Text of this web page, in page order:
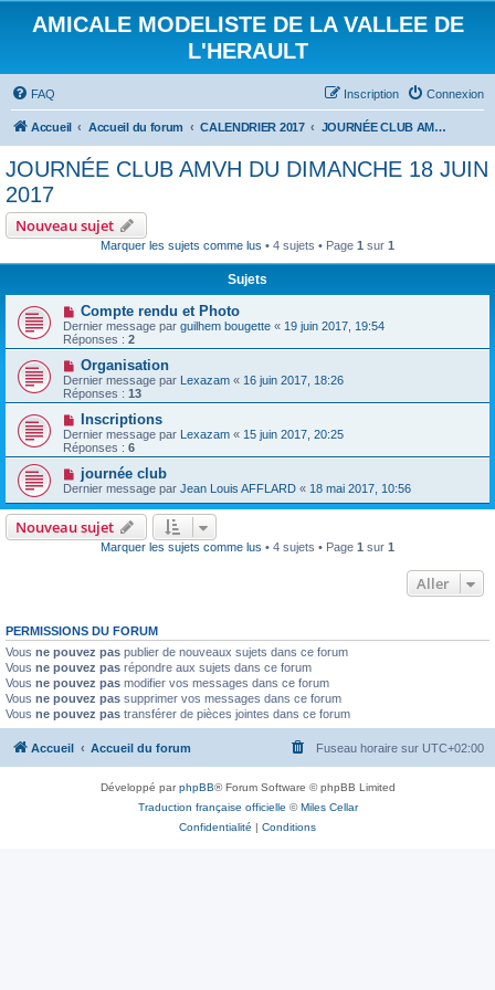
AMICALE MODELISTE DE LA VALLEE DE
L'HERAULT
FAQ Connexion
Inscription
Accueil Accueil du forum CALENDRIER 2017 JOURNÉE CLUB AMVH DU DIMANCHE 18 JUIN 2017
JOURNÉE CLUB AMVH DU DIMANCHE 18 JUIN
2017
Nouveau sujet
Marquer les sujets comme lus • 4 sujets • Page 1 sur 1
Sujets
Compte rendu et Photo
Dernier message par guilhem bougette « 19 juin 2017, 19:54
Réponses : 2
Organisation
Dernier message par Lexazam « 16 juin 2017, 18:26
Réponses : 13
Inscriptions
Dernier message par Lexazam « 15 juin 2017, 20:25
Réponses : 6
journée club
Dernier message par Jean Louis AFFLARD « 18 mai 2017, 10:56
Nouveau sujet
Marquer les sujets comme lus • 4 sujets • Page 1 sur 1
Aller
PERMISSIONS DU FORUM
Vous ne pouvez pas publier de nouveaux sujets dans ce forum
Vous ne pouvez pas répondre aux sujets dans ce forum
Vous ne pouvez pas modifier vos messages dans ce forum
Vous ne pouvez pas supprimer vos messages dans ce forum
Vous ne pouvez pas transférer de pièces jointes dans ce forum
Accueil Accueil du forum Fuseau horaire sur UTC+02:00
Développé parphpBB® Forum Software © phpBB Limited
Traduction française officielle ©Miles Cellar
Confidentialité | Conditions